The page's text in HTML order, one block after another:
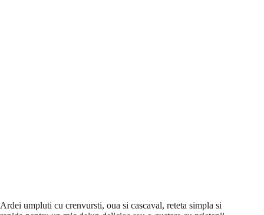
Ardei umpluti cu crenvursti, oua si cascaval, reteta simpla si